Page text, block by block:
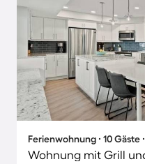
Ferienwohnung ∙ 10 Gäste
Wohnung mit Grill